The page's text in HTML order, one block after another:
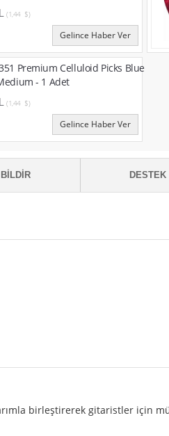
(1,44 $)
Gelince Haber Ver
Premium Celluloid Picks Blue
- 1 Adet
(1,44 $)
Gelince Haber Ver
BILDIR DESTEK
birleştirerek gitaristler için